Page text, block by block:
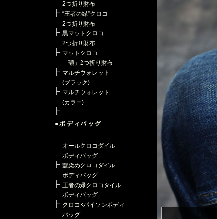
2つ折り財布
“王者の緑”クロコ
2つ折り財布
黒マットクロコ
2つ折り財布
マットクロコ
「顎」2つ折り財布
マルチウォレット
(ブラック)
マルチウォレット
(カラー)
●ボディバッグ
オールクロコダイル
ボディバッグ
藍染めクロコダイル
ボディバッグ
王者の緑クロコダイル
ボディバッグ
クロコ×パイソンボディ
バッグ